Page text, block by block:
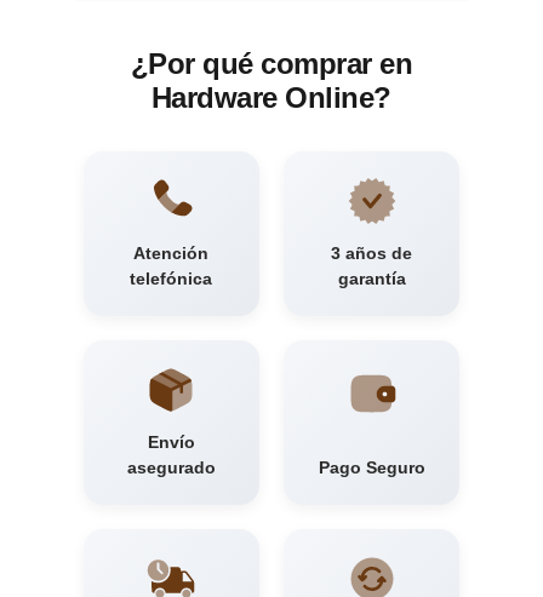
¿Por qué comprar en
Hardware Online?
Atención
telefónica
3 años de
garantía
Envío
asegurado
Pago Seguro